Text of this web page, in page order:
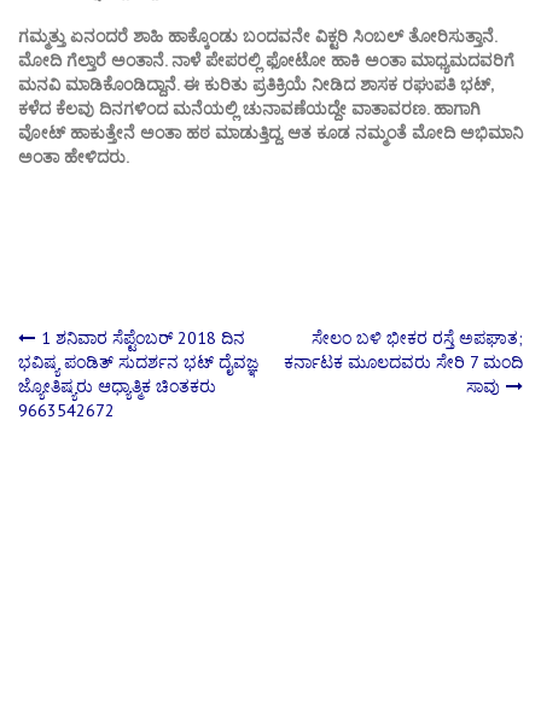
ಗಮ್ಮತ್ತು ಏನಂದರೆ ಶಾಹಿ ಹಾಕ್ಕೊಂಡು ಬಂದವನೇ ವಿಕ್ಟರಿ ಸಿಂಬಲ್ ತೋರಿಸುತ್ತಾನೆ.
ಮೋದಿ ಗೆಲ್ತಾರೆ ಅಂತಾನೆ. ನಾಳೆ ಪೇಪರಲ್ಲಿ ಫೋಟೋ ಹಾಕಿ ಅಂತಾ ಮಾಧ್ಯಮದವರಿಗೆ
ಮನವಿ ಮಾಡಿಕೊಂಡಿದ್ದಾನೆ. ಈ ಕುರಿತು ಪ್ರತಿಕ್ರಿಯೆ ನೀಡಿದ ಶಾಸಕ ರಘುಪತಿ ಭಟ್,
ಕಳೆದ ಕೆಲವು ದಿನಗಳಿಂದ ಮನೆಯಲ್ಲಿ ಚುನಾವಣೆಯದ್ದೇ ವಾತಾವರಣ. ಹಾಗಾಗಿ
ವೋಟ್ ಹಾಕುತ್ತೇನೆ ಅಂತಾ ಹಠ ಮಾಡುತ್ತಿದ್ದ. ಆತ ಕೂಡ ನಮ್ಮಂತೆ ಮೋದಿ ಅಭಿಮಾನಿ
ಅಂತಾ ಹೇಳಿದರು.
Post
navigation
1 ಶನಿವಾರ ಸೆಪ್ಟೆಂಬರ್ 2018 ದಿನ
ಭವಿಷ್ಯ ಪಂಡಿತ್ ಸುದರ್ಶನ ಭಟ್ ದೈವಜ್ಞ
ಜ್ಯೋತಿಷ್ಯರು ಆಧ್ಯಾತ್ಮಿಕ ಚಿಂತಕರು
9663542672
ಸೇಲಂ ಬಳಿ ಭೀಕರ ರಸ್ತೆ ಅಪಘಾತ;
ಕರ್ನಾಟಕ ಮೂಲದವರು ಸೇರಿ 7 ಮಂದಿ
ಸಾವು